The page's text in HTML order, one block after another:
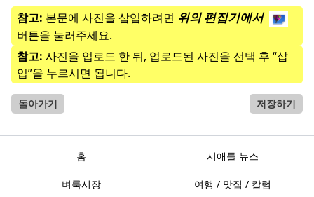
참고: 본문에 사진을 삽입하려면 위의 편집기에서
버튼을 눌러주세요.
참고: 사진을 업로드 한 뒤, 업로드된 사진을 선택 후 “삽
입”을 누르시면 됩니다.
돌아가기 저장하기
홈 시애틀 뉴스
벼룩시장 여행 / 맛집 / 칼럼